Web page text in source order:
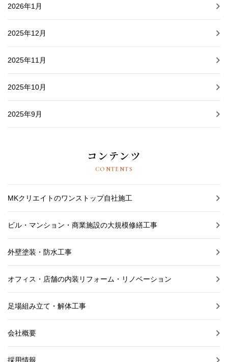
2026年1月
2025年12月
2025年11月
2025年10月
2025年9月
コンテンツ
CONTENTS
MKクリエイトのワンストップ自社施工
ビル・マンション・商業施設の大規模修繕工事
外壁塗装・防水工事
オフィス・店舗の内装リフォーム・リノベーション
足場組み立て・解体工事
会社概要
採用情報